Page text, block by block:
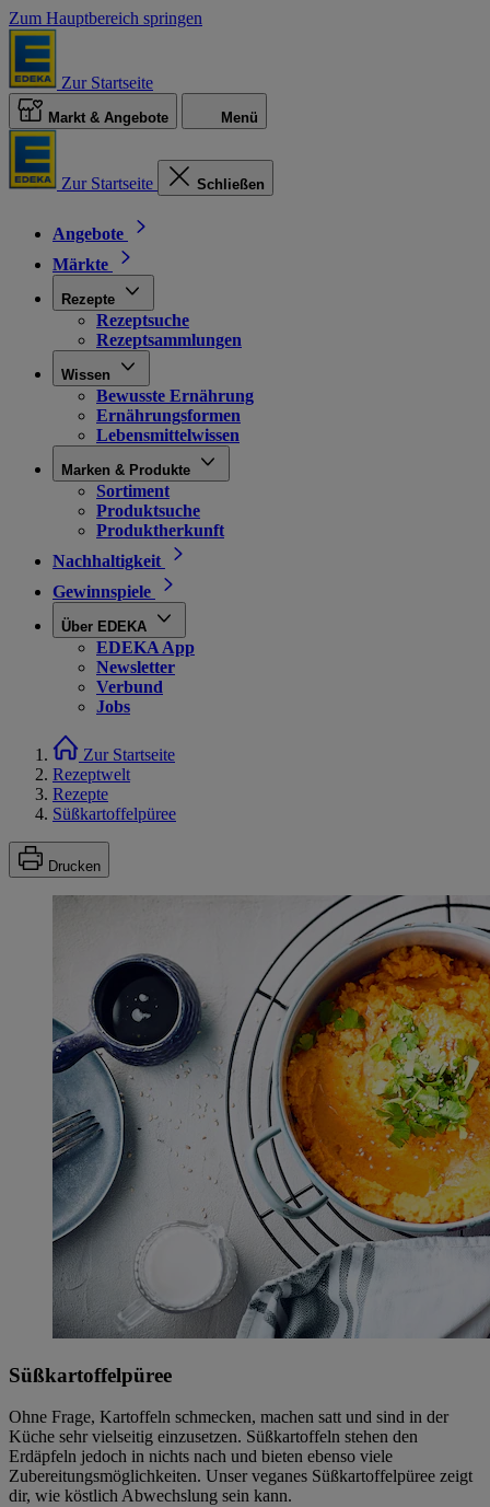
Zum Hauptbereich springen
Zur Startseite
Markt & Angebote Menü
Zur Startseite Schließen
Angebote
Märkte
Rezepte
Rezeptsuche
Rezeptsammlungen
Wissen
Bewusste Ernährung
Ernährungsformen
Lebensmittelwissen
Marken & Produkte
Sortiment
Produktsuche
Produktherkunft
Nachhaltigkeit
Gewinnspiele
Über EDEKA
EDEKA App
Newsletter
Verbund
Jobs
Zur Startseite
Rezeptwelt
Rezepte
Süßkartoffelpüree
Drucken
Süßkartoffelpüree
Ohne Frage, Kartoffeln schmecken, machen satt und sind in der
Küche sehr vielseitig einzusetzen. Süßkartoffeln stehen den
Erdäpfeln jedoch in nichts nach und bieten ebenso viele
Zubereitungsmöglichkeiten. Unser veganes Süßkartoffelpüree zeigt
dir, wie köstlich Abwechslung sein kann.